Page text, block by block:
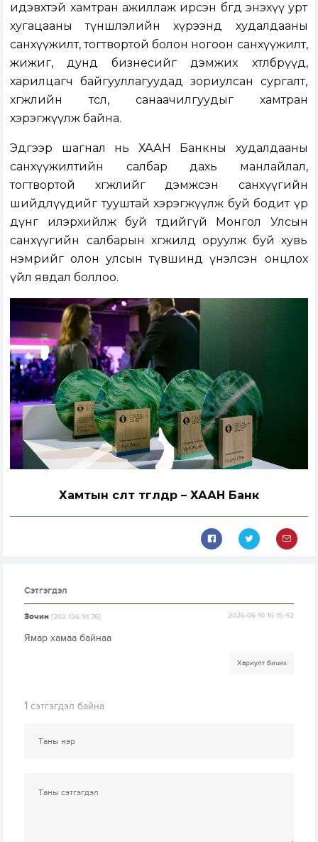
идэвхтэй хамтран ажиллаж ирсэн бөгөөд энэхүү урт
хугацааны түншлэлийн хүрээнд худалдааны
санхүүжилт, тогтвортой болон ногоон санхүүжилт,
жижиг, дунд бизнесийг дэмжих хөтөлбөрүүд,
харилцагч байгууллагуудад зориулсан сургалт,
хөгжлийн төсөл, санаачилгуудыг хамтран
хэрэгжүүлж байна.
Эдгээр шагнал нь ХААН Банкны худалдааны
санхүүжилтийн салбар дахь манлайлал,
тогтвортой хөгжлийг дэмжсэн санхүүгийн
шийдлүүдийг тууштай хэрэгжүүлж буй бодит үр
дүнг илэрхийлж буй төдийгүй Монгол Улсын
санхүүгийн салбарын хөгжилд оруулж буй хувь
нэмрийг олон улсын түвшинд үнэлсэн онцлох
үйл явдал боллоо.
Хамтын өсөлт төгөлдөр – ХААН Банк
Сэтгэгдэл
Зочин[202.126.91.76] 2026-06-10 16:15:42
Ямар хамаа байнаа
Хариулт бичих
1 сэтгэгдэл байна